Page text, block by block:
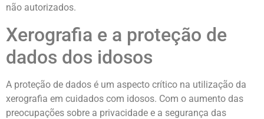
não autorizados.
Xerografia e a proteção de
dados dos idosos
A proteção de dados é um aspecto crítico na utilização da
xerografia em cuidados com idosos. Com o aumento das
preocupações sobre a privacidade e a segurança das